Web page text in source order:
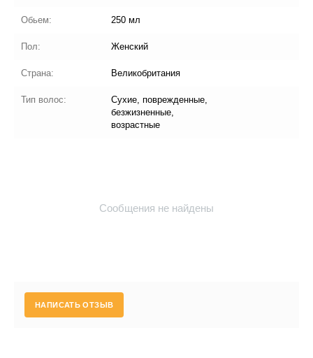
Обьем: 250 мл
Пол: Женский
Страна: Великобритания
Тип волос:
Сухие, поврежденные,
безжизненные,
возрастные
Сообщения не найдены
НАПИСАТЬ ОТЗЫВ